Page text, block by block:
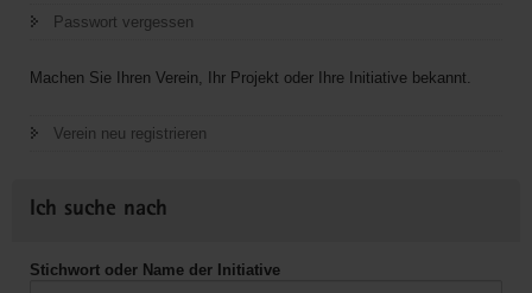
Passwort vergessen
Machen Sie Ihren Verein, Ihr Projekt oder Ihre Initiative bekannt.
Verein neu registrieren
Ich suche nach
Stichwort oder Name der Initiative